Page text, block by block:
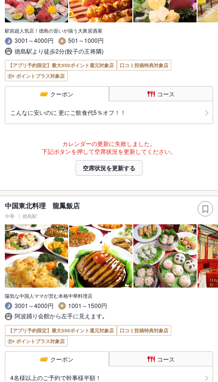
駅前超人気店！徳島の旨いが揃う大衆居酒屋
3001～4000円
501～1000円
徳島駅より徒歩2分(餃子の王将隣)
【アプリ予約限定】最大350ポイント還元対象店
口コミ投稿特典対象店
ポイントプラス対象店
クーポン コース
こんなに安いのに 更にご飲食代5％オフ！！
カレンダーの更新に失敗しました。
下記ボタンを押して空席状況を更新してください。
空席状況を更新する
中国東北料理 龍鳳飯店
中華 徳島駅
陽気な中国人ママが営む本格中華料理店
3001～4000円
1001～1500円
阿波踊り会館から左手に見えます｡
【アプリ予約限定】最大350ポイント還元対象店
口コミ投稿特典対象店
ポイントプラス対象店
クーポン コース
4名様以上のご予約で幹事様半額！